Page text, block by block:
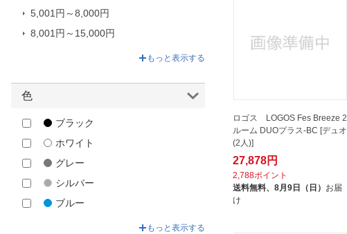
ロゴス LOGOS Fes Breeze 2
ルーム DUOプラス-BC [デュオ
(2人)]
27,878円
2,788ポイント
送料無料、 8月9日（日） お届
け
ジャッカル｜JACKALL
スター商事｜STAR CORP
Aladdin
パール金属｜PEARL METAL
中谷｜NAKATANI
小川｜Ogawa
栄製機｜SAKAE SEIKI
5,001円～8,000円
8,001円～15,000円
もっと表示する
色
ブラック
ホワイト
グレー
シルバー
ブルー
もっと表示する